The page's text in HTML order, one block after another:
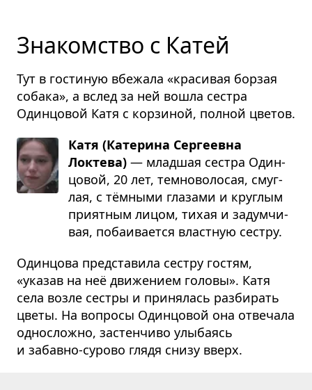
Знакомство с Катей
Тут в гостиную вбежала «красивая борзая
собака», а вслед за ней вошла сестра
Одинцовой Катя с корзиной, полной цветов.
Катя (Катерина Сергеевна
Локтева) — млад­шая сестра Один­
цо­вой, 20 лет, тем­но­во­ло­сая, смуг­
лая, с тём­ными гла­зами и круг­лым
при­ят­ным лицом, тихая и задум­чи­
вая, поба­и­ва­ется власт­ную сестру.
Одинцова представила сестру гостям,
«указав на неё движением головы». Катя
села возле сестры и принялась разбирать
цветы. На вопросы Одинцовой она отвечала
односложно, застенчиво улыбаясь
и забавно-сурово глядя снизу вверх.